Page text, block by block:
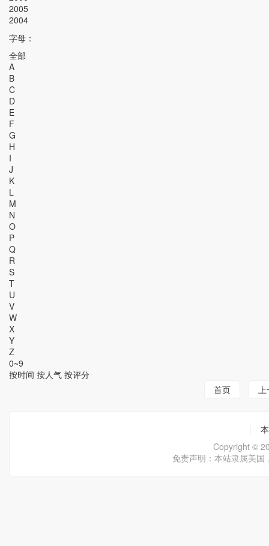
2005
2004
字母：
全部
A
B
C
D
E
F
G
H
I
J
K
L
M
N
O
P
Q
R
S
T
U
V
W
X
Y
Z
0~9
按时间 按人气 按评分
首页
上
Copyright ©
免责声明：本站隶属美